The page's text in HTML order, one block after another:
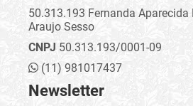
50.313.193 Fernanda Aparecida
Araujo Sesso
CNPJ 50.313.193/0001-09
(11) 981017437
Newsletter